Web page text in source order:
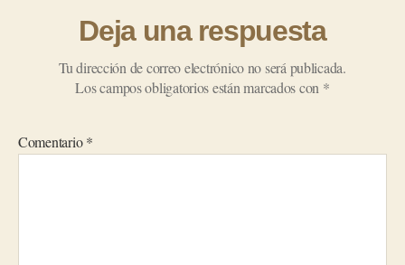
Deja una respuesta
Tu dirección de correo electrónico no será publicada.
Los campos obligatorios están marcados con *
Comentario*